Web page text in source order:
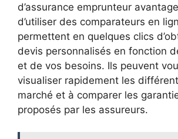
d’assurance emprunteur
d’utiliser des comparateurs en
permettent en quelques clics
devis personnalisés en fonction
et de vos besoins. Ils peuvent
visualiser rapidement les
marché et à comparer les
proposés par les assureurs.